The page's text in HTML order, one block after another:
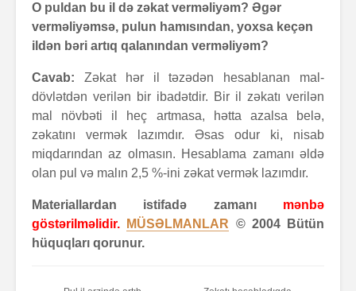
O puldan bu il də zəkat verməliyəm? Əgər
verməliyəmsə, pulun hamısından, yoxsa keçən
ildən bəri artıq qalanından verməliyəm?
Cavab: Zəkat hər il təzədən hesablanan mal-
dövlətdən verilən bir ibadətdir. Bir il zəkatı verilən
mal növbəti il heç artmasa, hətta azalsa belə,
zəkatını vermək lazımdır. Əsas odur ki, nisab
miqdarından az olmasın. Hesablama zamanı əldə
olan pul və malın 2,5 %-ini zəkat vermək lazımdır.
Materiallardan istifadə zamanı mənbə
göstərilməlidir.
MÜSƏLMANLAR © 2004 Bütün
hüquqları qorunur.